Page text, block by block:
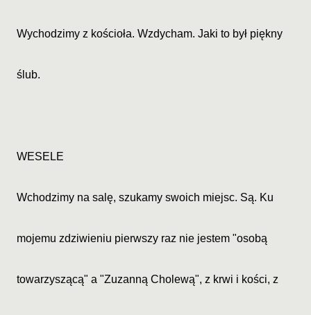
Wychodzimy z kościoła. Wzdycham. Jaki to był piękny
ślub.
WESELE
Wchodzimy na salę, szukamy swoich miejsc. Są. Ku
mojemu zdziwieniu pierwszy raz nie jestem "osobą
towarzyszącą" a "Zuzanną Cholewą", z krwi i kości, z